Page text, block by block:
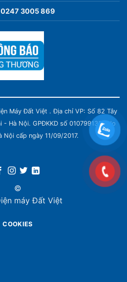
0247 3005 869
Máy Đất Việt . Địa chỉ VP: Số 82 Tây
- Hà Nội. GPĐKKD số 0107991339 do
Nội cấp ngày 11/09/2017.
©
máy Đất Việt
COOKIES